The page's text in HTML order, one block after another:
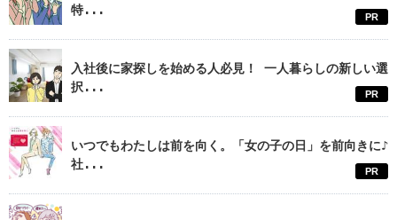
特...
PR
入社後に家探しを始める人必見！ 一人暮らしの新しい選
択...
PR
いつでもわたしは前を向く。「女の子の日」を前向きに♪
社...
PR